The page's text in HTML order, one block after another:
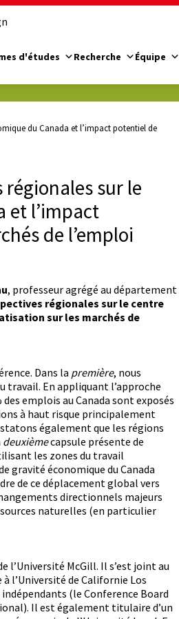
d'études Recherche Équipe
du Canada et l’impact potentiel de
régionales sur le
et l’impact
de l’emploi
, professeur agrégé au département
régionales sur le centre
sur les marchés de
Dans la première, nous
travail. En appliquant l’approche
emplois au Canada sont exposés
à haut risque principalement
également que les régions
deuxièmecapsule présente de
les zones du travail
gravité économique du Canada
de ce déplacement global vers
directionnels majeurs
naturelles (en particulier
l’Université McGill. Il s’est joint au
l’Université de Californie Los
(le Conference Board
Il est également titulaire d’un